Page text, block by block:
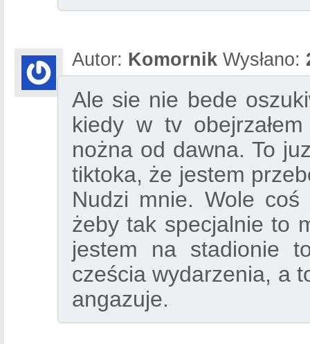
Autor: Komornik Wysłano:
Ale sie nie bede
kiedy w tv
nożna od dawna. To
tiktoka, że jestem
Nudzi mnie. Wole
żeby tak specjalnie to
jestem na stadionie
cześcia wydarzenia, a
angazuje.